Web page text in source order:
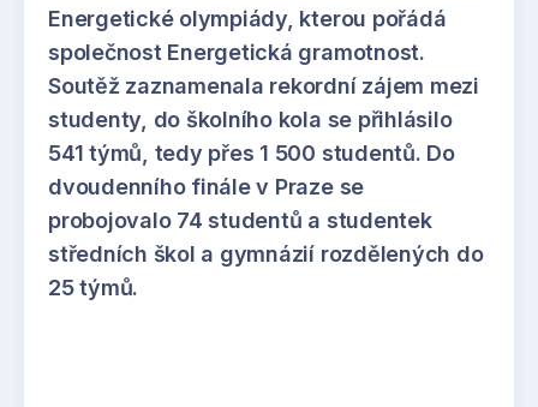
Energetické olympiády, kterou pořádá
společnost Energetická gramotnost.
Soutěž zaznamenala rekordní zájem mezi
studenty, do školního kola se přihlásilo
541 týmů, tedy přes 1 500 studentů. Do
dvoudenního finále v Praze se
probojovalo 74 studentů a studentek
středních škol a gymnázií rozdělených do
25 týmů.